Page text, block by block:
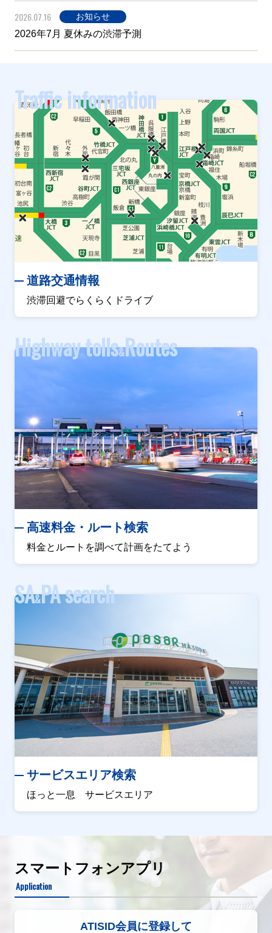
2026.07.16 お知らせ
2026年7月 夏休みの渋滞予測
Traffic information
道路交通情報
渋滞回避でらくらくドライブ
Highway tolls&Routes
高速料金・ルート検索
料金とルートを調べて計画をたてよう
SA&PA search
サービスエリア検索
ほっと一息 サービスエリア
スマートフォンアプリ
Application
ATISID会員に登録して